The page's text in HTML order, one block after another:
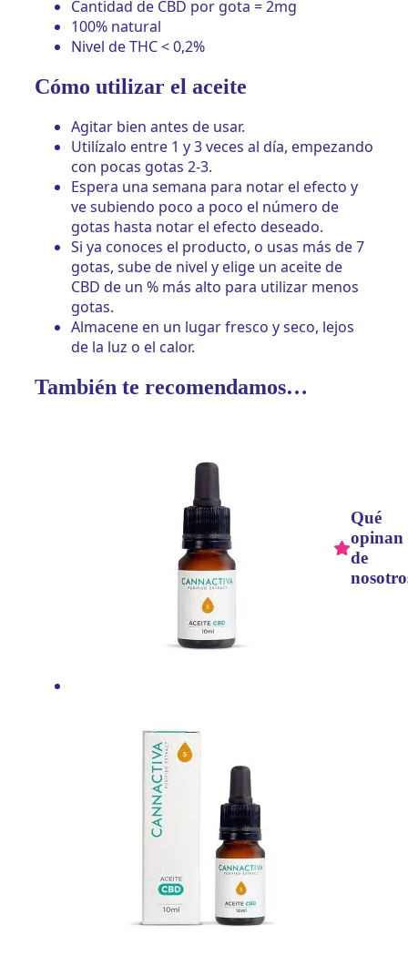
Cantidad de CBD por gota = 2mg
100% natural
Nivel de THC < 0,2%
Cómo utilizar el aceite
Agitar bien antes de usar.
Utilízalo entre 1 y 3 veces al día, empezando
con pocas gotas 2-3.
Espera una semana para notar el efecto y
ve subiendo poco a poco el número de
gotas hasta notar el efecto deseado.
Si ya conoces el producto, o usas más de 7
gotas, sube de nivel y elige un aceite de
CBD de un % más alto para utilizar menos
gotas.
Almacene en un lugar fresco y seco, lejos
de la luz o el calor.
También te recomendamos…
Qué
opinan
de